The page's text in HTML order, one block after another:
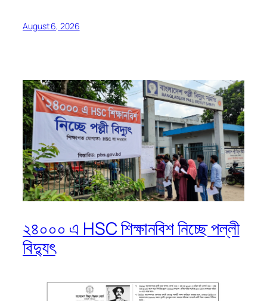
August 6, 2026
২৪০০০ এ HSC শিক্ষানবিশ নিচ্ছে পল্লী
বিদ্যুৎ